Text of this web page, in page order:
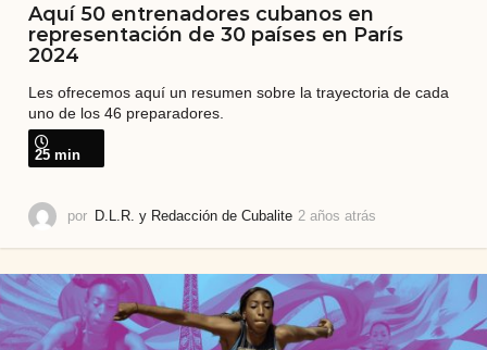
Aquí 50 entrenadores cubanos en
representación de 30 países en París
2024
Les ofrecemos aquí un resumen sobre la trayectoria de cada
uno de los 46 preparadores.
25 min
por D.L.R. y Redacción de Cubalite 2 años atrás
o
s
a
t